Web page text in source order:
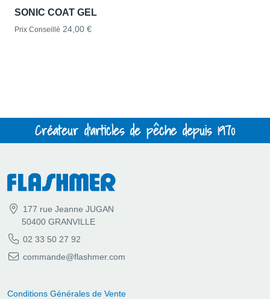
SONIC COAT GEL
Prix Conseillé 24,00 €
Créateur d'articles de pêche depuis 1970
177 rue Jeanne JUGAN
50400 GRANVILLE
02 33 50 27 92
commande@flashmer.com
Conditions Générales de Vente